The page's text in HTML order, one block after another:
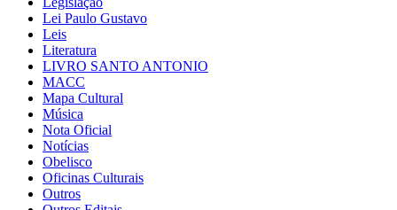
Lei Paulo Gustavo
Leis
Literatura
LIVRO SANTO ANTONIO
MACC
Mapa Cultural
Música
Nota Oficial
Notícias
Obelisco
Oficinas Culturais
Outros